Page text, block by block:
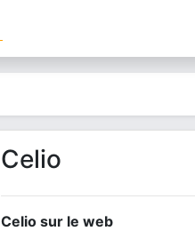
Celio
Celio sur le web